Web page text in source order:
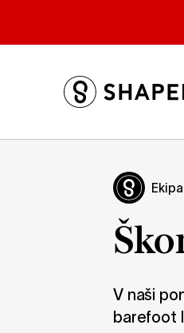
V naši
barefoot